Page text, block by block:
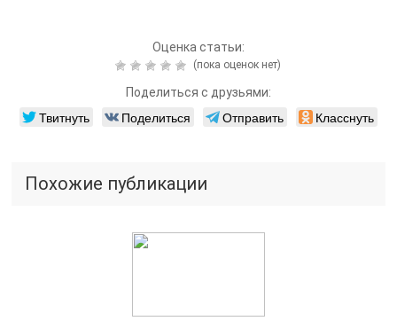
Оценка статьи:
(пока оценок нет)
Поделиться с друзьями:
Твитнуть Поделиться Отправить Класснуть
Похожие публикации